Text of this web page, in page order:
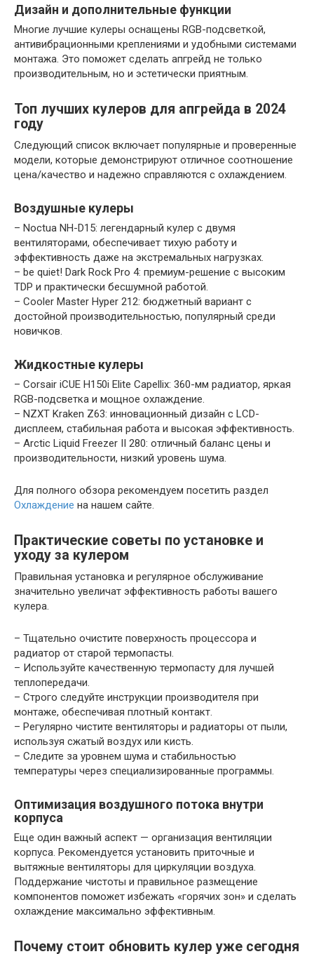
Дизайн и дополнительные функции
Многие лучшие кулеры оснащены RGB-подсветкой,
антивибрационными креплениями и удобными системами
монтажа. Это поможет сделать апгрейд не только
производительным, но и эстетически приятным.
Топ лучших кулеров для апгрейда в 2024
году
Следующий список включает популярные и проверенные
модели, которые демонстрируют отличное соотношение
цена/качество и надежно справляются с охлаждением.
Воздушные кулеры
– Noctua NH-D15: легендарный кулер с двумя
вентиляторами, обеспечивает тихую работу и
эффективность даже на экстремальных нагрузках.
– be quiet! Dark Rock Pro 4: премиум-решение с высоким
TDP и практически бесшумной работой.
– Cooler Master Hyper 212: бюджетный вариант с
достойной производительностью, популярный среди
новичков.
Жидкостные кулеры
– Corsair iCUE H150i Elite Capellix: 360-мм радиатор, яркая
RGB-подсветка и мощное охлаждение.
– NZXT Kraken Z63: инновационный дизайн с LCD-
дисплеем, стабильная работа и высокая эффективность.
– Arctic Liquid Freezer II 280: отличный баланс цены и
производительности, низкий уровень шума.
Для полного обзора рекомендуем посетить раздел
Охлаждение на нашем сайте.
Практические советы по установке и
уходу за кулером
Правильная установка и регулярное обслуживание
значительно увеличат эффективность работы вашего
кулера.
– Тщательно очистите поверхность процессора и
радиатор от старой термопасты.
– Используйте качественную термопасту для лучшей
теплопередачи.
– Строго следуйте инструкции производителя при
монтаже, обеспечивая плотный контакт.
– Регулярно чистите вентиляторы и радиаторы от пыли,
используя сжатый воздух или кисть.
– Следите за уровнем шума и стабильностью
температуры через специализированные программы.
Оптимизация воздушного потока внутри
корпуса
Еще один важный аспект — организация вентиляции
корпуса. Рекомендуется установить приточные и
вытяжные вентиляторы для циркуляции воздуха.
Поддержание чистоты и правильное размещение
компонентов поможет избежать «горячих зон» и сделать
охлаждение максимально эффективным.
Почему стоит обновить кулер уже сегодня